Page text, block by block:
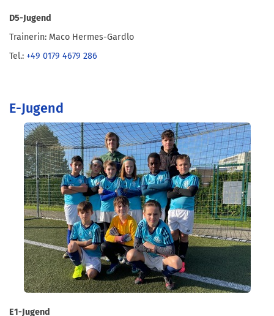
D5-Jugend
Trainerin: Maco Hermes-Gardlo
Tel.: +49 0179 4679 286
E-Jugend
E1-Jugend